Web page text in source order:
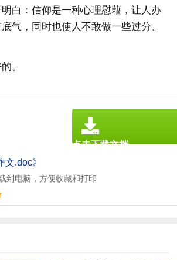
白：信仰是一种心理慰藉，让人办
气，同时也使人不敢做一些过分、
。
文.doc》
到电脑，方便收藏和打印
点击下载文档